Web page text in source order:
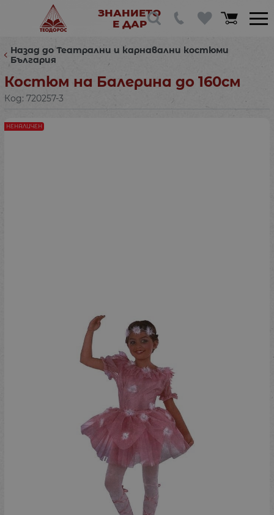
ЗНАНИЕТО
Е ДАР
Назад до Театрални и карнавални костюми
България
Костюм на Балерина до 160см
Код: 720257-3
НЕНАЛИЧЕН